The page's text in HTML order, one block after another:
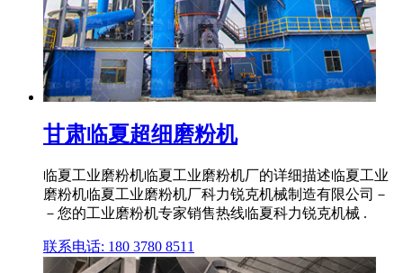
甘肃临夏超细磨粉机
临夏工业磨粉机临夏工业磨粉机厂的详细描述临夏工业
磨粉机临夏工业磨粉机厂科力锐克机械制造有限公司－
－您的工业磨粉机专家销售热线临夏科力锐克机械 .
联系电话: 180 3780 8511